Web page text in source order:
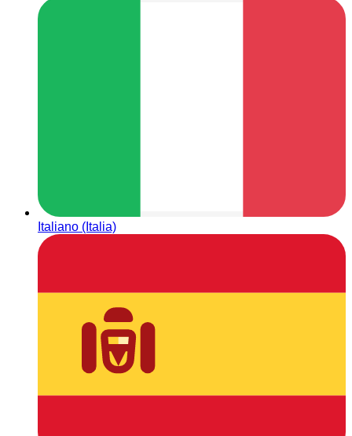
Italiano (Italia)